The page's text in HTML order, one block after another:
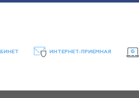
ИНТЕРНЕТ-ПРИЕМНАЯ